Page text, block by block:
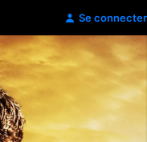
Se connecter